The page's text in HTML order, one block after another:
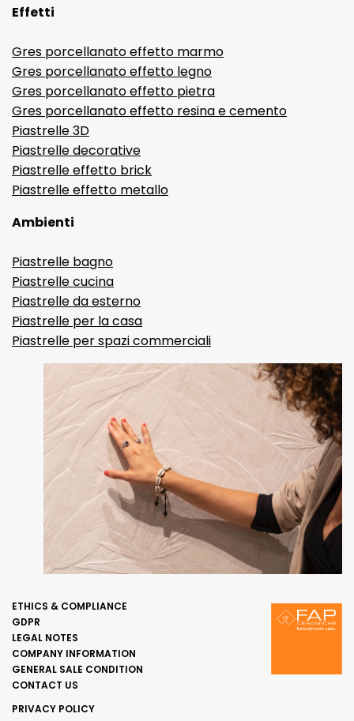
Effetti
Gres porcellanato effetto marmo
Gres porcellanato effetto legno
Gres porcellanato effetto pietra
Gres porcellanato effetto resina e cemento
Piastrelle 3D
Piastrelle decorative
Piastrelle effetto brick
Piastrelle effetto metallo
Ambienti
Piastrelle bagno
Piastrelle cucina
Piastrelle da esterno
Piastrelle per la casa
Piastrelle per spazi commerciali
ETHICS & COMPLIANCE
GDPR
LEGAL NOTES
COMPANY INFORMATION
GENERAL SALE CONDITION
CONTACT US
PRIVACY POLICY